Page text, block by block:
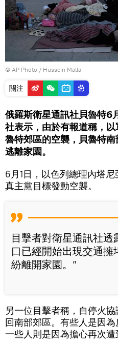
© AP Photo / Hussein Malla
關注
俄羅斯衛星通訊社貝魯特6
社表示，由於有報道稱，
魯特郊區的空襲，貝魯特
逃離家園。
6月1日，以色列總理內塔
真主黨目標發動空襲。
目擊者對衛星通訊社透
口已經開始出現交通
紛離開家園。”
另一位目擊者稱，自停火
回南部郊區。有些人是因
一些人則是因為擔心再次遭